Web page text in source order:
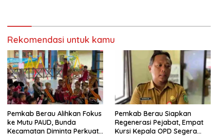
Rekomendasi untuk kamu
Pemkab Berau Alihkan Fokus
ke Mutu PAUD, Bunda
Kecamatan Diminta Perkuat
Pemkab Berau Siapkan
Regenerasi Pejabat, Empat
Kursi Kepala OPD Segera